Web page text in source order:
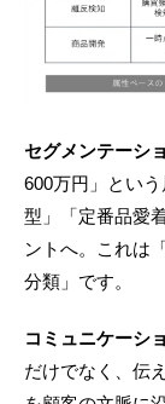
セグメンテーシ
600万円」とい
型」「定番品愛
ントへ。これは
分類」です。
コミュニケーシ
だけでなく、伝